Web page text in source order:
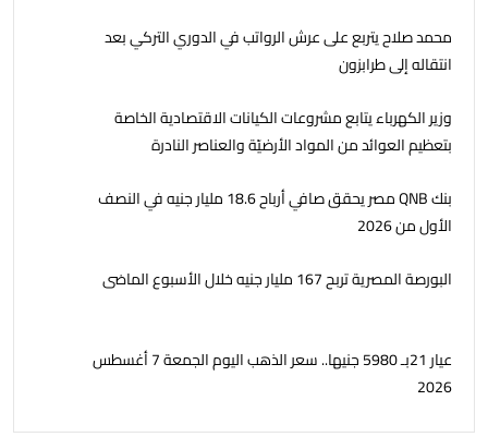
محمد صلاح يتربع على عرش الرواتب في الدوري التركي بعد
انتقاله إلى طرابزون
وزير الكهرباء يتابع مشروعات الكيانات الاقتصادية الخاصة
بتعظيم العوائد من المواد الأرضيّة والعناصر النادرة
بنك QNB مصر يحقق صافي أرباح 18.6 مليار جنيه في النصف
الأول من 2026
البورصة المصرية تربح 167 مليار جنيه خلال الأسبوع الماضى
عيار 21بـ 5980 جنيها.. سعر الذهب اليوم الجمعة 7 أغسطس
2026